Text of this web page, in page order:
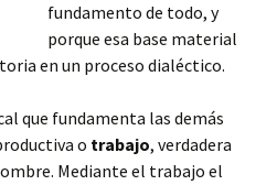
fundamento de todo, y
porque esa base material
en un proceso dialéctico.
que fundamenta las demás
o trabajo, verdadera
Mediante el trabajo el